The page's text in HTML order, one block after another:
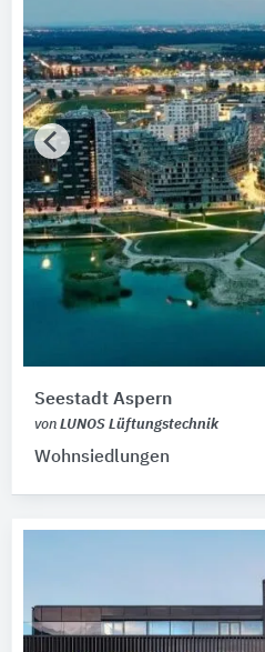
Seestadt Aspern
von LUNOS Lüftungstechnik
Wohnsiedlungen